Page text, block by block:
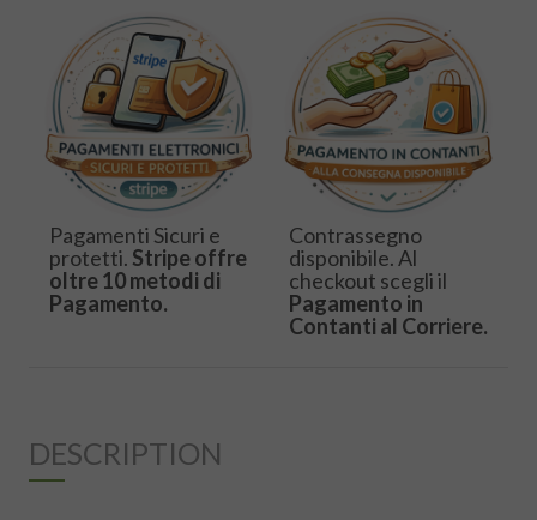
Pagamenti Sicuri e
protetti. Stripe offre
oltre 10 metodi di
Pagamento.
Contrassegno
disponibile. Al
checkout scegli il
Pagamento in
Contanti al Corriere.
DESCRIPTION